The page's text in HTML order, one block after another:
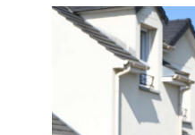
Règlement
Devenez bénévoles